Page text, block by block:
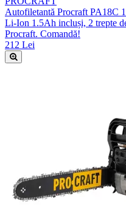
Autofiletantă Procraft PA18C
Li-Ion 1.5Ah incluși, 2 trepte
Procraft. Comandă!
212 Lei